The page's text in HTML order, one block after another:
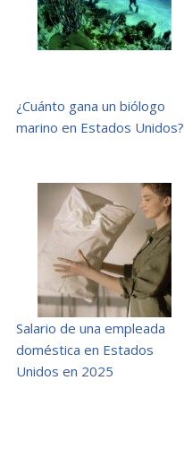
¿Cuánto gana un biólogo
marino en Estados Unidos?
Salario de una empleada
doméstica en Estados
Unidos en 2025